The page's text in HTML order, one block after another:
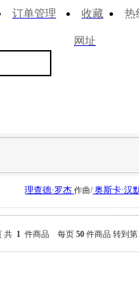
订单管理 收藏
网址
热
理查德·罗杰 作曲/ 奥斯卡·汉
共 1 件商品 每页 50 件商品 转到第